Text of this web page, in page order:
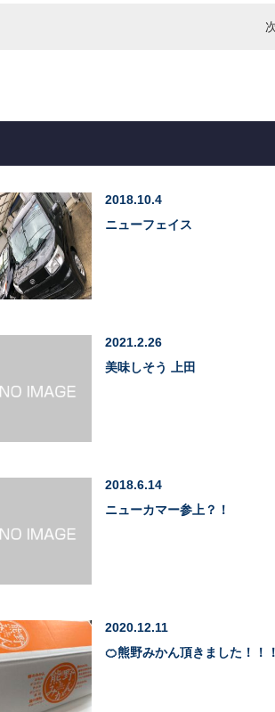
2018.10.4
ニューフェイス
2021.2.26
美味しそう 上田
2018.6.14
ニューカマー参上？！
2020.12.11
🍊熊野みかん頂きました！！